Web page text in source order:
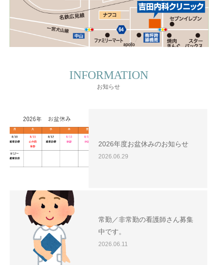
INFORMATION
お知らせ
2026年度お盆休みのお知らせ
2026.06.29
常勤／非常勤の看護師さん募集
中です。
2026.06.11